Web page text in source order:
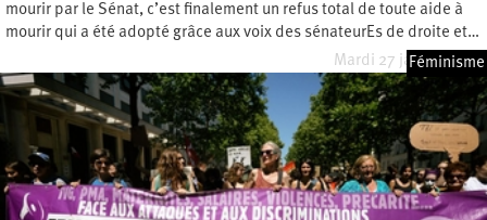
mourir par le Sénat, c’est finalement un refus total de toute aide à
mourir qui a été adopté grâce aux voix des sénateurEs de droite et…
Mardi 27 janvier 2026
Féminisme